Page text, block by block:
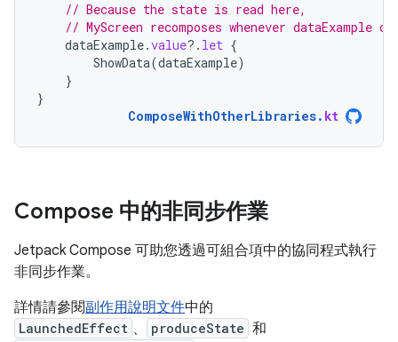
// Because the state is read here,
// MyScreen recomposes whenever dataExample
dataExample.value?. let {
ShowData(dataExample)
}
}
ComposeWithOtherLibraries. kt
Compose 中的非同步作業
Jetpack Compose 可助您透過可組合項中的協同程式執行
非同步作業。
詳情請參閱副作用說明文件中的
LaunchedEffect 、 produceState 和